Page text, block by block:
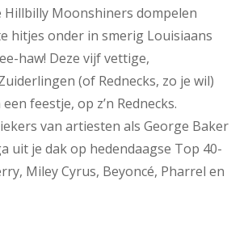
Moonshiners dompelen
hitjes onder in smerig Louisiaans
haw! Deze vijf vettige,
(of Rednecks, zo je wil)
feestje, op z’n Rednecks.
van artiesten als George Baker
uit je dak op hedendaagse Top 40-
Miley Cyrus, Beyoncé, Pharrel en